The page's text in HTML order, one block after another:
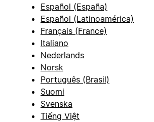
Español (España)
Español (Latinoamérica)
Français (France)
Italiano
Nederlands
Norsk
Português (Brasil)
Suomi
Svenska
Tiếng Việt